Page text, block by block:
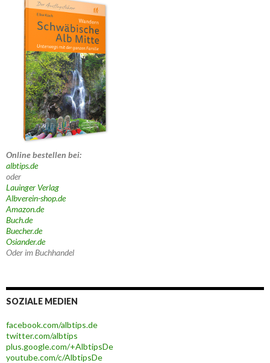
Online bestellen bei:
albtips.de
oder
Lauinger Verlag
Albverein-shop.de
Amazon.de
Buch.de
Buecher.de
Osiander.de
Oder im Buchhandel
SOZIALE MEDIEN
facebook.com/albtips.de
twitter.com/albtips
plus.google.com/+AlbtipsDe
youtube.com/c/AlbtipsDe